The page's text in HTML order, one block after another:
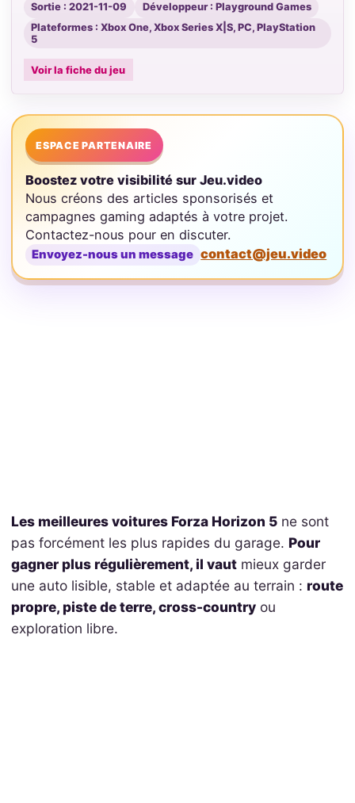
Sortie : 2021-11-09
Développeur : Playground Games
Plateformes : Xbox One, Xbox Series X|S, PC, PlayStation
5
Voir la fiche du jeu
ESPACE PARTENAIRE
Boostez votre visibilité sur Jeu.video
Nous créons des articles sponsorisés et
campagnes gaming adaptés à votre projet.
Contactez-nous pour en discuter.
Envoyez-nous un message contact@jeu.video
Les meilleures voitures Forza Horizon 5ne sont
pas forcément les plus rapides du garage. Pour
gagner plus régulièrement, il vautmieux garder
une auto lisible, stable et adaptée au terrain : route
propre, piste de terre, cross-countryou
exploration libre.